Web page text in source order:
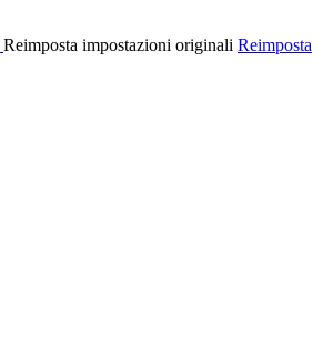
Reimposta impostazioni originali Reimposta